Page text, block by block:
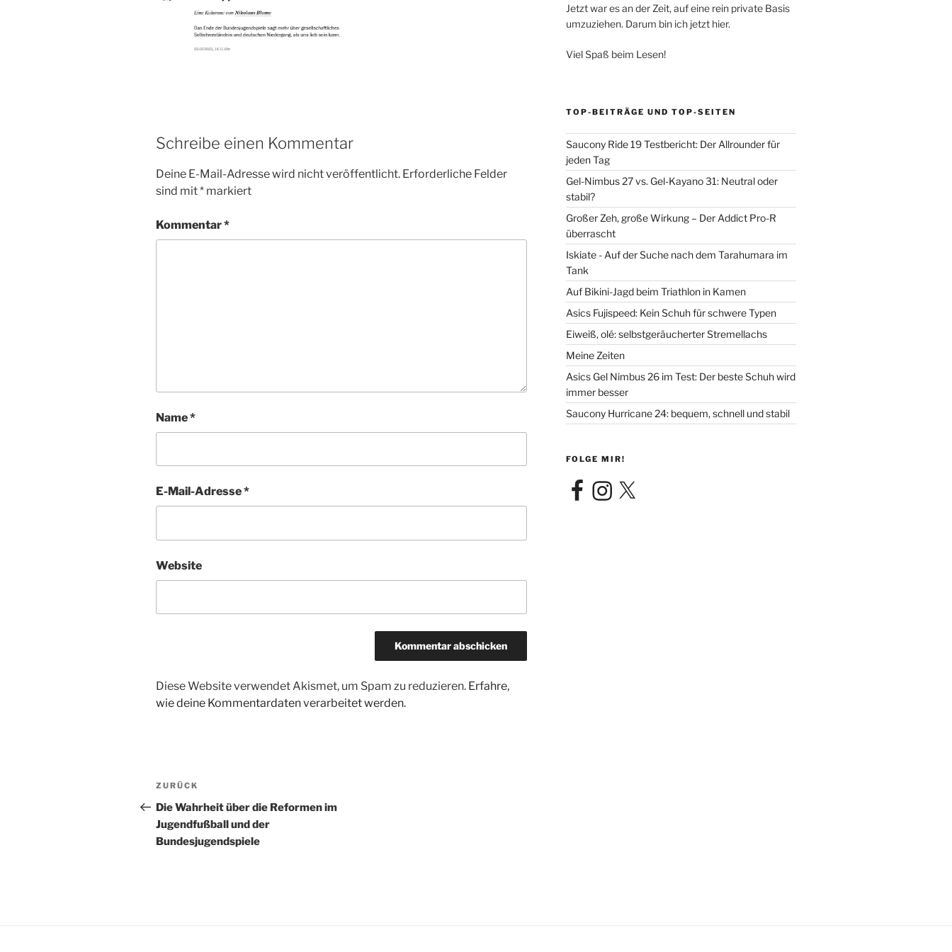
Schreibe einen Kommentar
Deine E-Mail-Adresse wird nicht veröffentlicht. Erforderliche Felder
sind mit* markiert
Kommentar*
Name*
E-Mail-Adresse*
Website
Diese Website verwendet Akismet, um Spam zu reduzieren. Erfahre,
wie deine Kommentardaten verarbeitet werden.
Beitragsnavigation
Vorheriger
Beitrag
ZURÜCK
Die Wahrheit über die Reformen im
Jugendfußball und der
Bundesjugendspiele
Jetzt war es an der Zeit, auf eine rein private Basis
umzuziehen. Darum bin ich jetzt hier.
Viel Spaß beim Lesen!
TOP-BEITRÄGE UND TOP-SEITEN
Saucony Ride 19 Testbericht: Der Allrounder für
jeden Tag
Gel-Nimbus 27 vs. Gel-Kayano 31: Neutral oder
stabil?
Großer Zeh, große Wirkung – Der Addict Pro-R
überrascht
Iskiate - Auf der Suche nach dem Tarahumara im
Tank
Auf Bikini-Jagd beim Triathlon in Kamen
Asics Fujispeed: Kein Schuh für schwere Typen
Eiweiß, olé: selbstgeräucherter Stremellachs
Meine Zeiten
Asics Gel Nimbus 26 im Test: Der beste Schuh wird
immer besser
Saucony Hurricane 24: bequem, schnell und stabil
FOLGE MIR!
FacebookInstagram
X